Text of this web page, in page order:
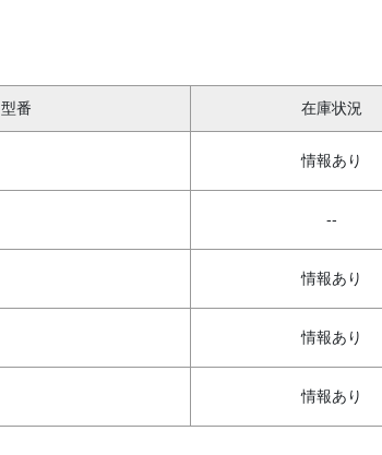
型番 在庫状況
情報あり
--
情報あり
情報あり
情報あり